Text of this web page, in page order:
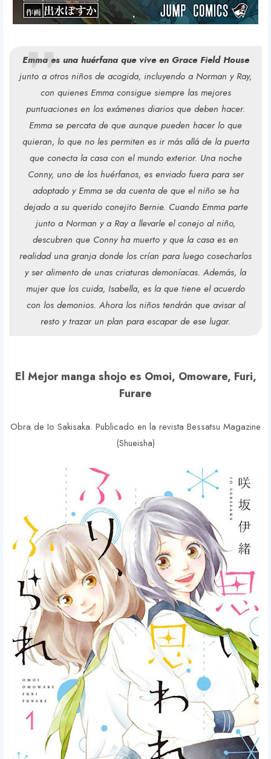
Emma es una huérfana que vive en Grace Field House
junto a otros niños de acogida, incluyendo a Norman y Ray,
con quienes Emma consigue siempre las mejores
puntuaciones en los exámenes diarios que deben hacer.
Emma se percata de que aunque pueden hacer lo que
quieran, lo que no les permiten es ir más allá de la puerta
que conecta la casa con el mundo exterior. Una noche
Conny, uno de los huérfanos, es enviado fuera para ser
adoptado y Emma se da cuenta de que el niño se ha
dejado a su querido conejito Bernie. Cuando Emma parte
junto a Norman y a Ray a llevarle el conejo al niño,
descubren que Conny ha muerto y que la casa es en
realidad una granja donde los crían para luego cosecharlos
y ser alimento de unas criaturas demoníacas. Además, la
mujer que los cuida, Isabella, es la que tiene el acuerdo
con los demonios. Ahora los niños tendrán que avisar al
resto y trazar un plan para escapar de ese lugar.
El Mejor manga shojo es Omoi, Omoware, Furi,
Furare
Obra de Io Sakisaka. Publicado en la revista Bessatsu Magazine
(Shueisha)